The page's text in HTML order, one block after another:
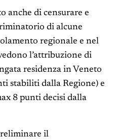
anche di censurare e
di alcune
regionale e nel
l’attribuzione di
residenza in Veneto
stabiliti dalla Regione) e
8 punti decisi dalla
il